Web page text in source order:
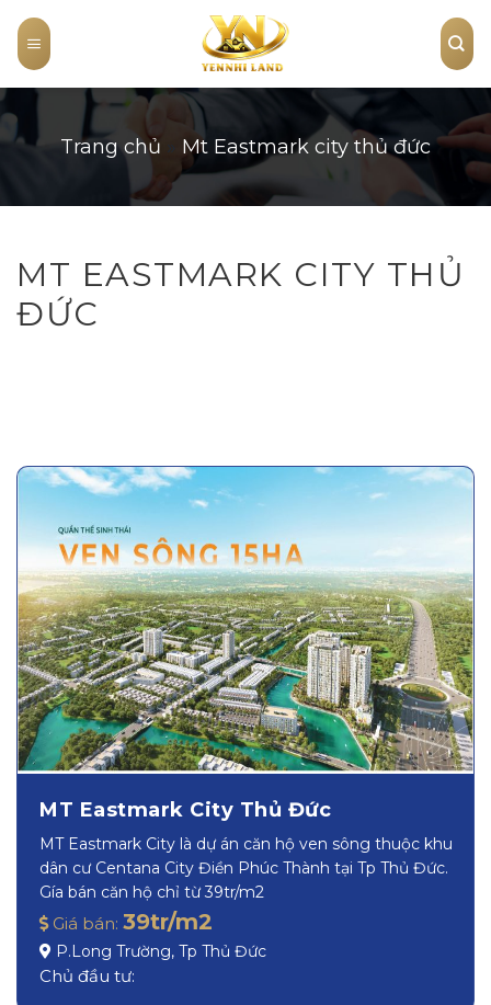
content
Trang chủ » Mt Eastmark city thủ đức
MT EASTMARK CITY THỦ
ĐỨC
MT Eastmark City Thủ Đức
MT Eastmark City là dự án căn hộ ven sông thuộc khu
dân cư Centana City Điền Phúc Thành tại Tp Thủ Đức.
Gía bán căn hộ chỉ từ 39tr/m2
Giá bán: 39tr/m2
P.Long Trường, Tp Thủ Đức
Chủ đầu tư: